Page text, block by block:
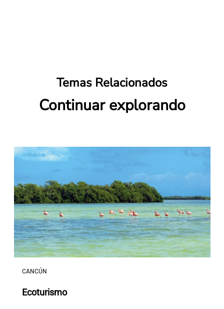
Temas Relacionados
Continuar explorando
CANCÚN
Ecoturismo